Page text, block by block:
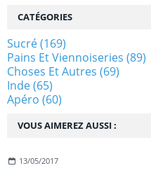
VOUS AIMEREZ AUSSI :
13/05/2017
CATÉGORIES
Sucré(169)
Pains Et Viennoiseries (89)
Choses Et Autres (69)
Inde(65)
Apéro (60)